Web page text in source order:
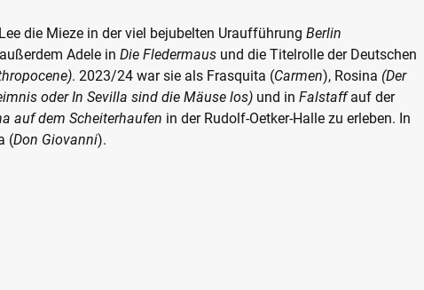
die Mieze in der viel bejubelten Uraufführung Berlin
Adele in Die Fledermaus und die Titelrolle der Deutschen
. 2023/24 war sie als Frasquita (Carmen), Rosina (Der
oder In Sevilla sind die Mäuse los) und in Falstaffauf der
auf dem Scheiterhaufen in der Rudolf-Oetker-Halle zu erleben. In
(Don Giovanni).